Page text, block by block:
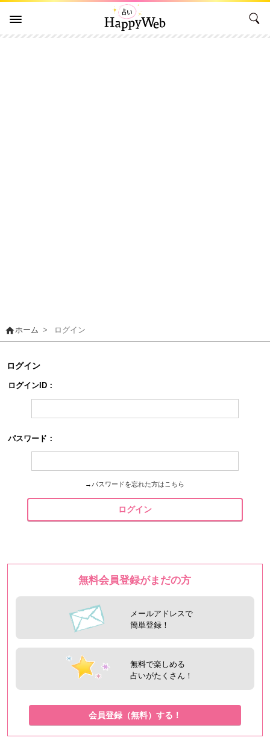
homeホーム > ログイン
ログイン
ログインID：
パスワード：
→ パスワードを忘れた方はこちら
ログイン
無料会員登録がまだの方
メールアドレスで
簡単登録！
無料で楽しめる
占いがたくさん！
会員登録（無料）する！